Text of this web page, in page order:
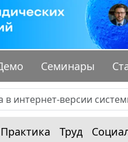
Семинары
Практика Труд